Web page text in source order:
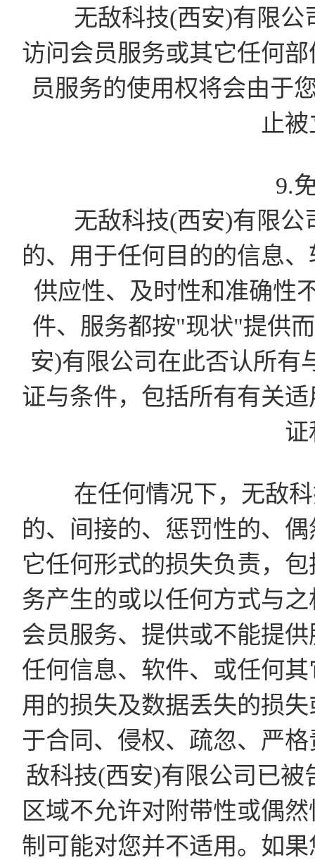
无敌科技(西安)有限公
访问会员服务或其它任何
员服务的使用权将会由于
止
9.
无敌科技(西安)有限公
的、用于任何目的的信息
供应性、及时性和准确性
件、服务都按"现状"提供
安)有限公司在此否认所有
证与条件，包括所有有关
证
在任何情况下，无敌科
的、间接的、惩罚性的、
它任何形式的损失负责，
务产生的或以任何方式与
会员服务、提供或不能提
任何信息、软件、或任何
用的损失及数据丢失的损
于合同、侵权、疏忽、严
敌科技(西安)有限公司已
区域不允许对附带性或偶
制可能对您并不适用。如